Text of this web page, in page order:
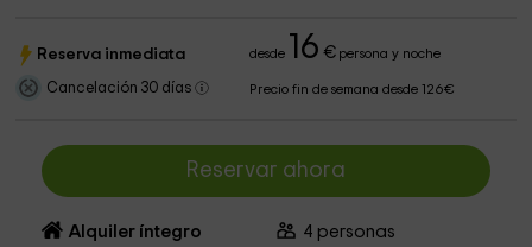
Reserva inmediata desde 16 €persona y noche
Cancelación 30 días Precio fin de semana desde 126€
Reservar ahora
Alquiler íntegro 4 personas